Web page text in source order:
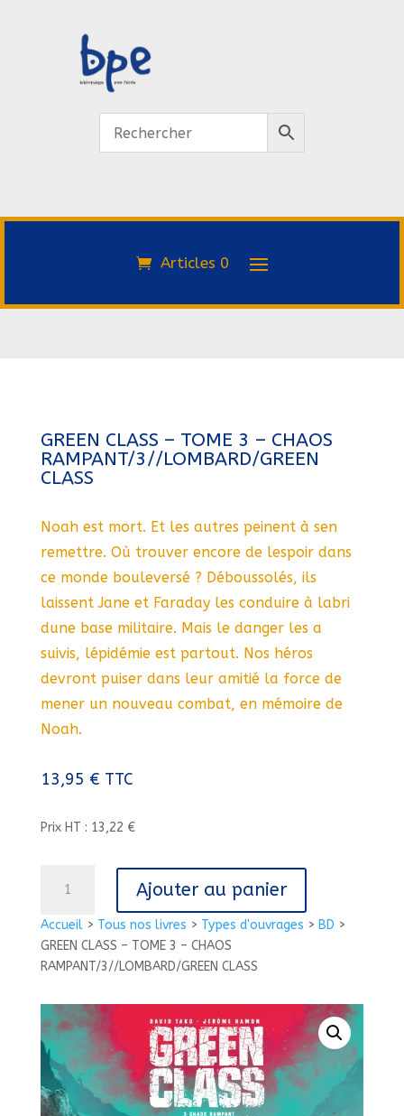
Articles 0
Accueil> Tous nos livres > Types d'ouvrages > BD >
GREEN CLASS – TOME 3 – CHAOS
RAMPANT/3//LOMBARD/GREEN CLASS
GREEN CLASS – TOME 3 – CHAOS
RAMPANT/3//LOMBARD/GREEN
CLASS
Noah est mort. Et les autres peinent à sen
remettre. Où trouver encore de lespoir dans
ce monde bouleversé ? Déboussolés, ils
laissent Jane et Faraday les conduire à labri
dune base militaire. Mais le danger les a
suivis, lépidémie est partout. Nos héros
devront puiser dans leur amitié la force de
mener un nouveau combat, en mémoire de
Noah.
13,95 € TTC
Prix HT : 13,22 €
GREEN
CLASS
-
-
CHAOS
RAMPANT/3//LOMBARD/GREEN
CLASS
Ajouter au panier